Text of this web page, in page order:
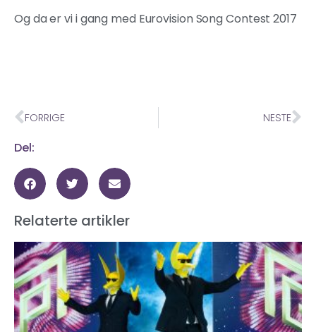
Og da er vi i gang med Eurovision Song Contest 2017
FORRIGE NESTE
Del:
Relaterte artikler